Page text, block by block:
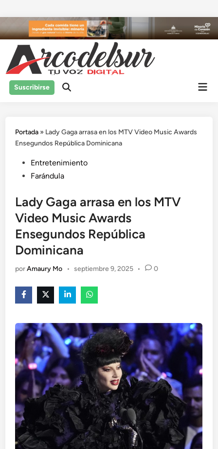
al
contenido
Suscribirse
Portada » Lady Gaga arrasa en los MTV Video Music Awards
Ensegundos República Dominicana
Publicado
en
Entretenimiento
Farándula
Lady Gaga arrasa en los MTV
Video Music Awards
Ensegundos República
Dominicana
porAmaury Mo • septiembre 9, 2025 • 0